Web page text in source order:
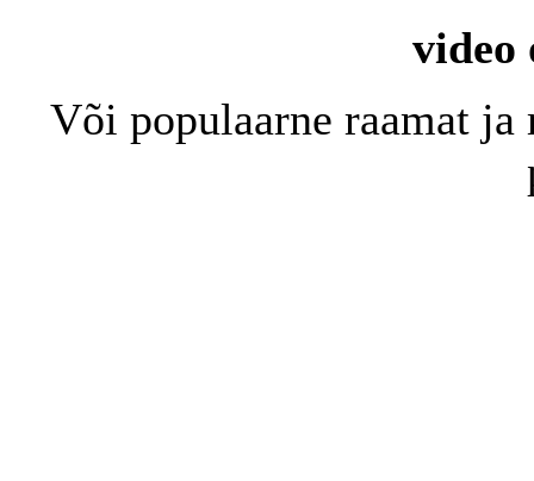
video
Või populaarne raamat